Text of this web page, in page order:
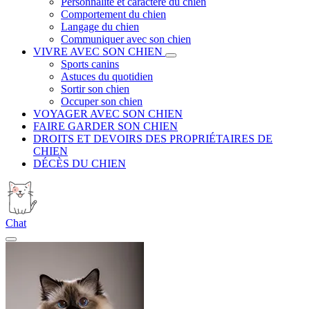
Comportement du chien
Langage du chien
Communiquer avec son chien
VIVRE AVEC SON CHIEN
Sports canins
Astuces du quotidien
Sortir son chien
Occuper son chien
VOYAGER AVEC SON CHIEN
FAIRE GARDER SON CHIEN
DROITS ET DEVOIRS DES PROPRIÉTAIRES DE
CHIEN
DÉCÈS DU CHIEN
Chat